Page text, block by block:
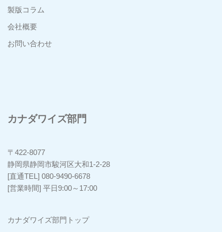
製版コラム
会社概要
お問い合わせ
カナダワイズ部門
〒422-8077
静岡県静岡市駿河区大和1-2-28
[直通TEL] 080-9490-6678
[営業時間] 平日9:00～17:00
カナダワイズ部門トップ